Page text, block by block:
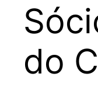
do